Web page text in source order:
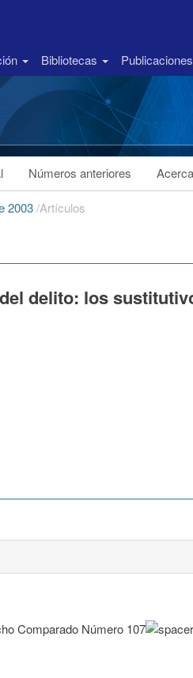
Bibliotecas Publicaciones
Números anteriores
2003/Artículos
delito: los